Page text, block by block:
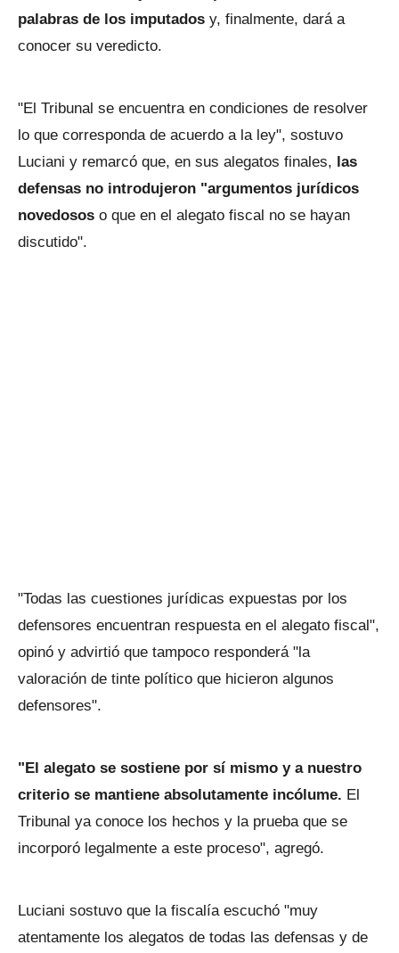
palabras de los imputados y, finalmente, dará a
conocer su veredicto.
"El Tribunal se encuentra en condiciones de resolver
lo que corresponda de acuerdo a la ley", sostuvo
Luciani y remarcó que, en sus alegatos finales, las
defensas no introdujeron "argumentos jurídicos
novedosos o que en el alegato fiscal no se hayan
discutido".
"Todas las cuestiones jurídicas expuestas por los
defensores encuentran respuesta en el alegato fiscal",
opinó y advirtió que tampoco responderá "la
valoración de tinte político que hicieron algunos
defensores".
"El alegato se sostiene por sí mismo y a nuestro
criterio se mantiene absolutamente incólume. El
Tribunal ya conoce los hechos y la prueba que se
incorporó legalmente a este proceso", agregó.
Luciani sostuvo que la fiscalía escuchó "muy
atentamente los alegatos de todas las defensas y de